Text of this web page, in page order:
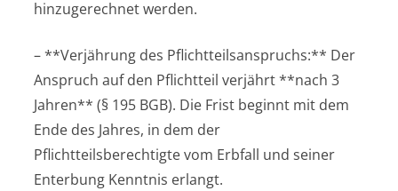
hinzugerechnet werden.
– **Verjährung des Pflichtteilsanspruchs:** Der
Anspruch auf den Pflichtteil verjährt **nach 3
Jahren** (§ 195 BGB). Die Frist beginnt mit dem
Ende des Jahres, in dem der
Pflichtteilsberechtigte vom Erbfall und seiner
Enterbung Kenntnis erlangt.